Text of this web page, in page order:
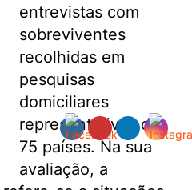
entrevistas com
sobreviventes
recolhidas em
pesquisas
domiciliares
representativas de
75 países. Na sua
avaliação, a